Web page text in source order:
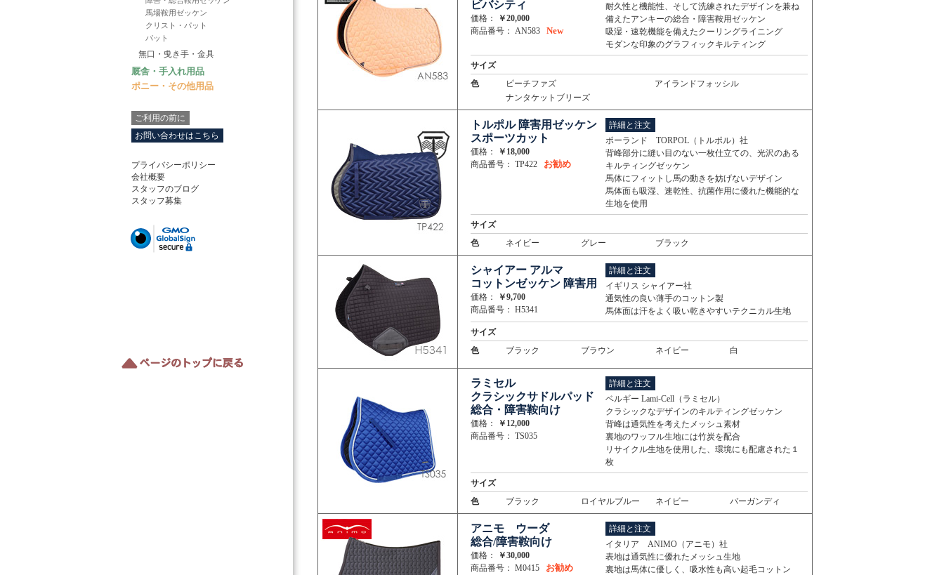
馬場鞍用ゼッケン
クリスト・パット
パット
無口・曵き手・金具
厩舎・手入れ用品
ポニー・その他用品
ご利用の前に
お問い合わせはこちら
プライバシーポリシー
会社概要
スタッフのブログ
スタッフ募集
ビバシティ
価格：
￥20,000
商品番号： AN583 New
耐久性と機能性、そして洗練されたデザインを兼ね
備えたアンキーの総合・障害鞍用ゼッケン
吸湿・速乾機能を備えたクーリングライニング
モダンな印象のグラフィックキルティング
サイズ
色
ピーチファズ
アイランドフォッシル
ナンタケットブリーズ
トルポル 障害用ゼッケン
スポーツカット
価格：
￥18,000
商品番号： TP422 お勧め
詳細と注文
ポーランド TORPOL（トルポル）社
背峰部分に縫い目のない一枚仕立ての、光沢のある
キルティングゼッケン
馬体にフィットし馬の動きを妨げないデザイン
馬体面も吸湿、速乾性、抗菌作用に優れた機能的な
生地を使用
サイズ
色
ネイビー グレー ブラック
シャイアー アルマ
コットンゼッケン 障害用
価格：
￥9,700
商品番号： H5341
詳細と注文
イギリス シャイアー社
通気性の良い薄手のコットン製
馬体面は汗をよく吸い乾きやすいテクニカル生地
サイズ
色
ブラック ブラウン ネイビー 白
ラミセル
クラシックサドルパッド
総合・障害鞍向け
価格：
￥12,000
商品番号： TS035
詳細と注文
ベルギー Lami-Cell（ラミセル）
クラシックなデザインのキルティングゼッケン
背峰は通気性を考えたメッシュ素材
裏地のワッフル生地には竹炭を配合
リサイクル生地を使用した、環境にも配慮された１
枚
サイズ
色
ブラック ロイヤルブルー ネイビー バーガンディ
アニモ ウーダ
総合/障害鞍向け
価格：
￥30,000
商品番号： M0415 お勧め
詳細と注文
イタリア ANIMO（アニモ）社
表地は通気性に優れたメッシュ生地
裏地は馬体に優しく、吸水性も高い起毛コットン